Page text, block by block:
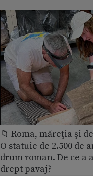
📁 Roma, măreţia şi
O statuie de 2.500 de
drum roman. De ce a
drept pavaj?